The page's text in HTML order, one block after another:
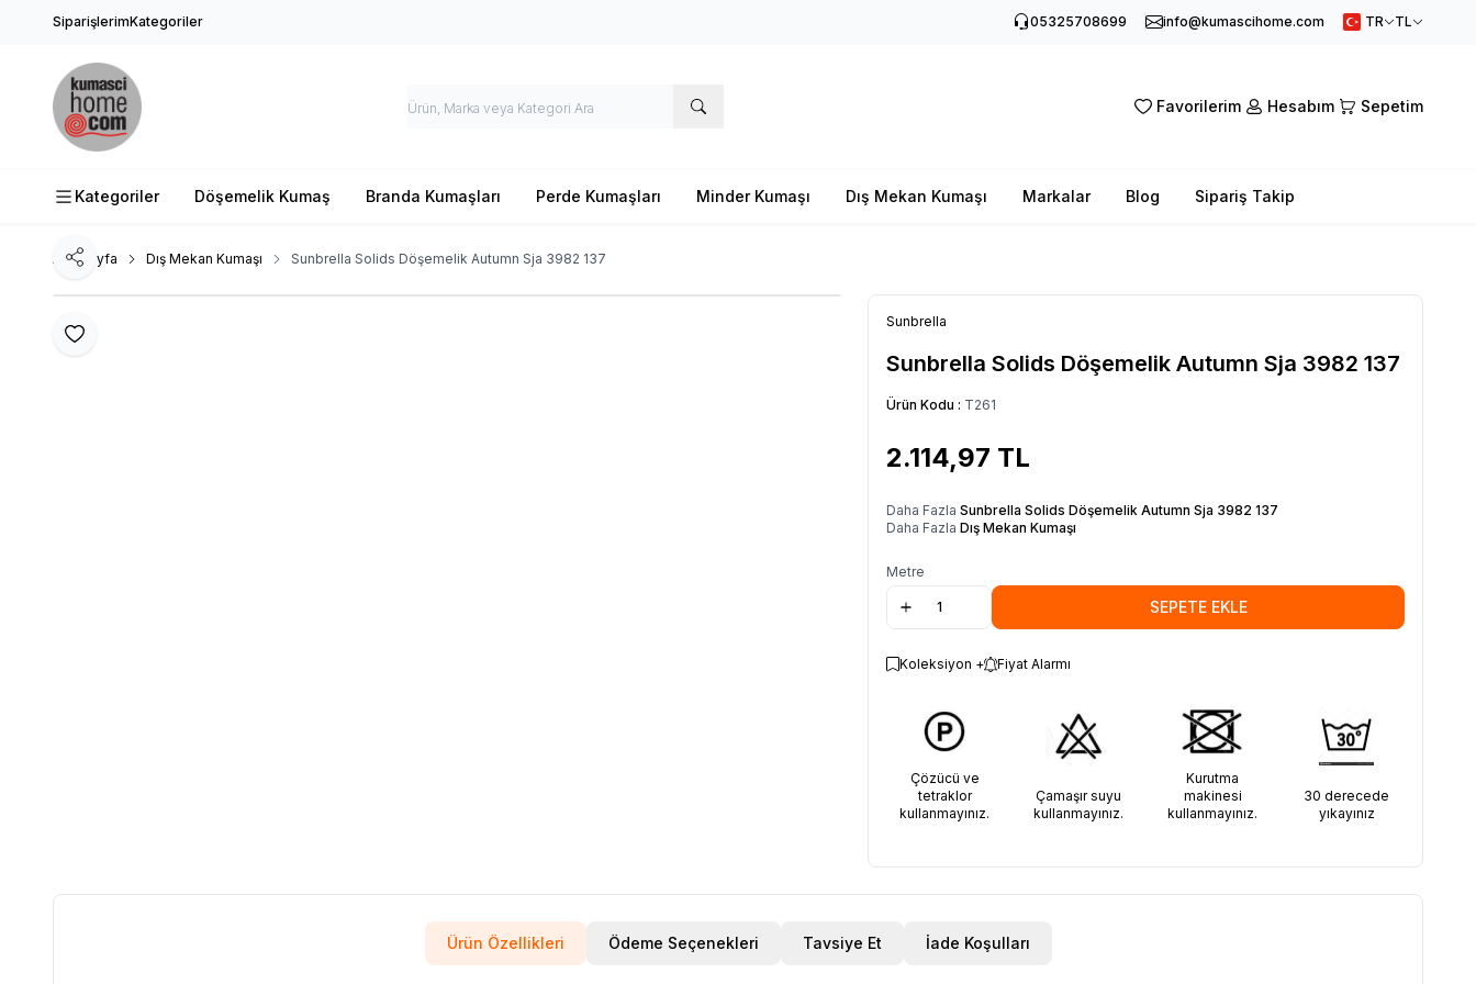
SiparişlerimKategoriler 05325708699 info@kumascihome.com TR TL
Favorilerim Hesabım Sepetim
Kategoriler Döşemelik Kumaş Branda Kumaşları Perde Kumaşları Minder Kumaşı Dış Mekan Kumaşı Markalar Blog Sipariş Takip
Ana Sayfa Dış Mekan Kumaşı Sunbrella Solids Döşemelik Autumn Sja 3982 137
Favoriye Ekle
Paylaş
Sunbrella
Sunbrella Solids Döşemelik Autumn Sja 3982 137
Ürün Kodu : T261
2.114,97 TL
Daha Fazla Sunbrella Solids Döşemelik Autumn Sja 3982 137
Daha Fazla Dış Mekan Kumaşı
Metre
SEPETE EKLE
Koleksiyon + Fiyat Alarmı
Çözücü ve
tetraklor
kullanmayınız.
Çamaşır suyu
kullanmayınız.
Kurutma
makinesi
kullanmayınız.
30 derecede
yıkayınız
Ürün Özellikleri Ödeme Seçenekleri Tavsiye Et İade Koşulları